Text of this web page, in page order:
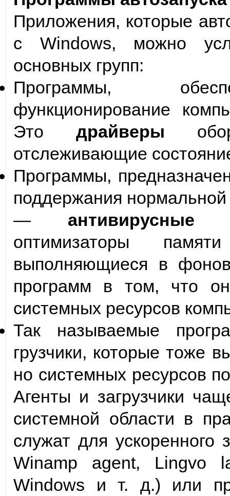
Приложения, которые
с Windows, можно
основных групп:
Программы,
функционирование
Это драйверы
отслеживающие
Программы,
поддержания
— антивирусные
оптимизаторы
выполняющиеся в
программ в том, что
системных ресурсов
Так называемые
грузчики, которые тоже
но системных ресурсов
Агенты и загрузчики
системной области в
служат для ускоренного
Winamp agent, Lingvo
Windows и т. д.) или